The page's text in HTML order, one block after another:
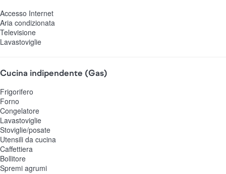
Accesso Internet
Aria condizionata
Televisione
Lavastoviglie
Cucina indipendente (Gas)
Frigorifero
Forno
Congelatore
Lavastoviglie
Stoviglie/posate
Utensili da cucina
Caffettiera
Bollitore
Spremi agrumi